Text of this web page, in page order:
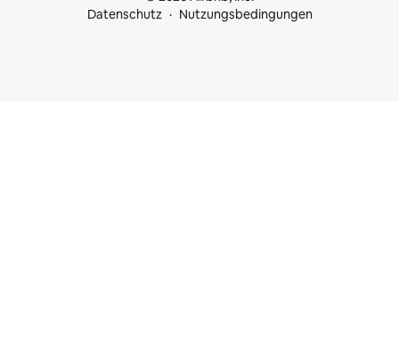
Datenschutz
Nutzungsbedingungen